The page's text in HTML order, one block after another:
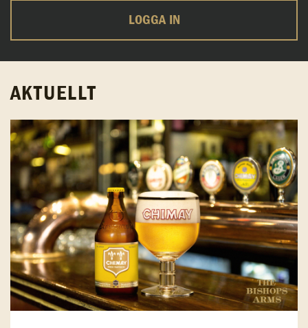
LOGGA IN
AKTUELLT